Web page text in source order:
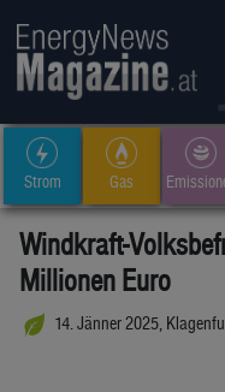
Strom Gas
Windkraft-
Millionen Euro
14. Jänner 2025,